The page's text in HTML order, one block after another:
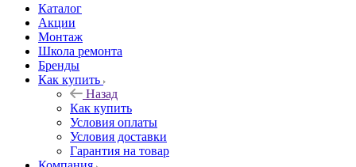
Каталог
Акции
Монтаж
Школа ремонта
Бренды
Как купить
Назад
Как купить
Условия оплаты
Условия доставки
Гарантия на товар